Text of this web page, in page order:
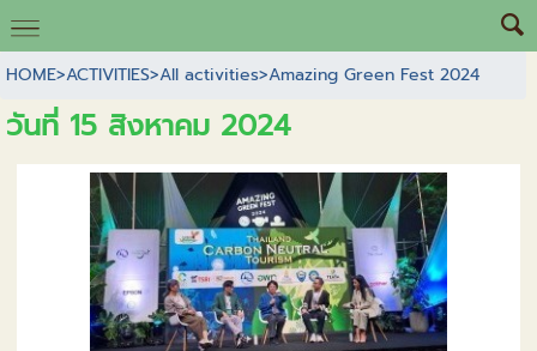
HOME>ACTIVITIES>All activities>Amazing Green Fest 2024
วันที่ 15 สิงหาคม 2024